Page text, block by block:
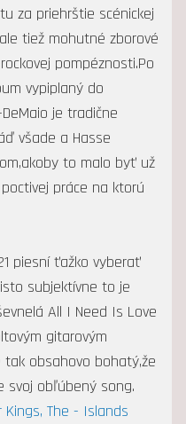
za priehrštie scénickej
tiež mohutné zborové
pompéznosti.Po
vypiplaný do
je tradične
všade a Hasse
to malo byť už
práce na ktorú
piesní ťažko vyberať
subjektívne to je
All I Need Is Love
gitarovým
tak obsahovo bohatý,že
svoj obľúbený song.
The - Islands